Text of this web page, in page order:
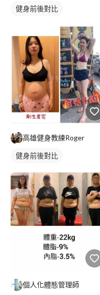
健身前後對比
高雄健身教練Roger
健身前後對比
個人化體態管理師